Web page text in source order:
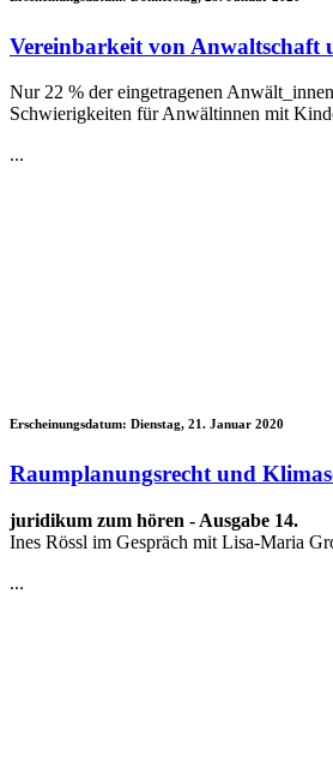
Vereinbarkeit von Anwaltschaft
Nur 22 % der eingetragenen
Schwierigkeiten für Anwältinnen mit
...
Erscheinungsdatum: Dienstag, 21. Januar 2020
Raumplanungsrecht und
juridikum zum hören - Ausgabe 14.
Ines Rössl im Gespräch mit Lisa-Maria
...